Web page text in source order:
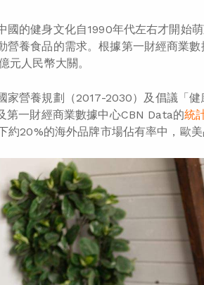
國的健身文化自1990年代左右才開始
營養食品的需求。根據第一財經商業
元人民幣大關。
家營養規劃（2017-2030）及倡議「
第一財經商業數據中心CBN Data的統
約20%的海外品牌市場佔有率中，歐美